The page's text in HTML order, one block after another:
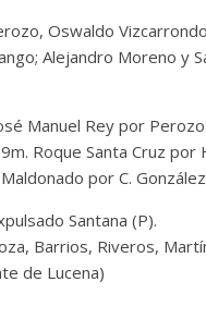
Oswaldo
Alejandro Moreno y
Manuel Rey por
Roque Santa Cruz por
por C.
Santana (P).
Barrios, Riveros,
de Lucena)